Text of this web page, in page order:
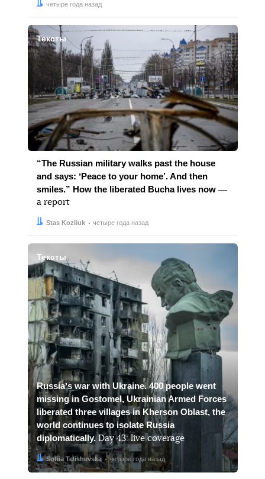
Дата:четыре года назад
Тексты
“The Russian military walks past the house
and says: ʼPeace to your home’. And then
smiles.” How the liberated Bucha lives now―
a report
Автор:
Stas Kozliuk
Дата: четыре года назад
Тексты
Russiaʼs war with Ukraine. 400 people went
missing in Gostomel, Ukrainian Armed Forces
liberated three villages in Kherson Oblast, the
world continues to isolate Russia
diplomatically. Day 43: live coverage
Автор:
Sofiia Telishevska
Дата: четыре года назад